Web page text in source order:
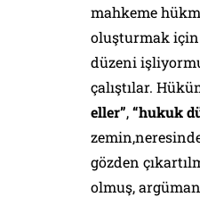
mahkeme
oluşturmak
düzeni
çalıştılar.
eller”,“hukuk
gözden
olmuş,